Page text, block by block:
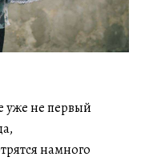
уже не первый
намного